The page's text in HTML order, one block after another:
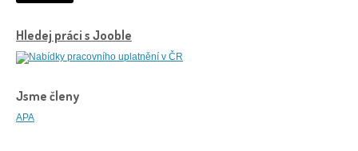
Hledej práci s Jooble
Jsme členy
APA